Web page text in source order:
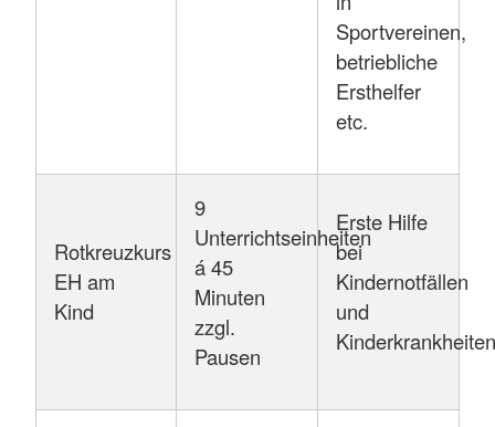
Sportvereinen,
betriebliche
Ersthelfer
etc.
Rotkreuzkurs
EH am
Kind
9
Unterrichtseinheiten
á 45
Minuten
zzgl.
Pausen
Erste Hilfe
bei
Kindernotfällen
und
Kinderkrankheiten